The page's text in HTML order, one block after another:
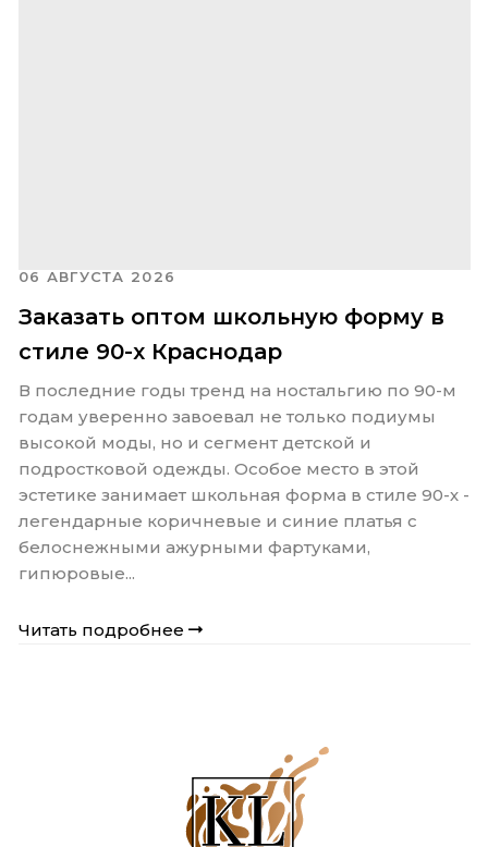
06 АВГУСТА 2026
Заказать оптом школьную форму в
стиле 90-х Краснодар
В последние годы тренд на ностальгию по 90-м
годам уверенно завоевал не только подиумы
высокой моды, но и сегмент детской и
подростковой одежды. Особое место в этой
эстетике занимает школьная форма в стиле 90-х -
легендарные коричневые и синие платья с
белоснежными ажурными фартуками,
гипюровые...
Читать подробнее